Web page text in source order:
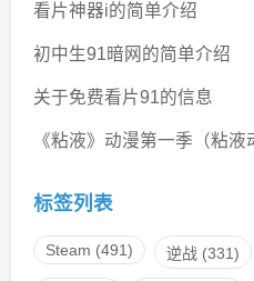
看片神器i的简单介绍
初中生91暗网的简单介绍
关于免费看片91的信息
《粘液》动漫第一季（粘液
标签列表
Steam (491) 逆战(331)